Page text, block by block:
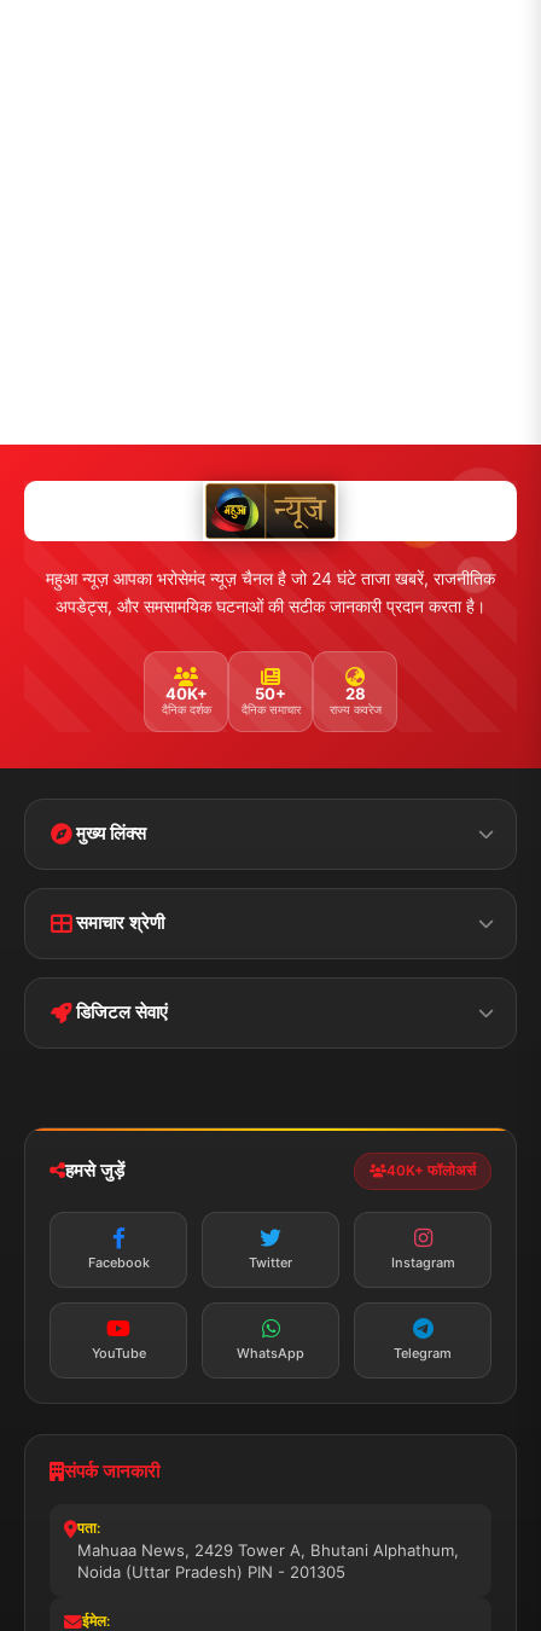
महुआ न्यूज़ आपका भरोसेमंद न्यूज़ चैनल है जो 24 घंटे ताजा खबरें, राजनीतिक
अपडेट्स, और समसामयिक घटनाओं की सटीक जानकारी प्रदान करता है।
40K+
दैनिक दर्शक
50+
दैनिक समाचार
28
राज्य कवरेज
मुख्य लिंक्स
Disclaimer
Terms &
Privacy Policy
समाचार श्रेणी
पॉलिटिकल झारखण्ड
डिजिटल सेवाएं
न्यूज़ अलर्ट
सब्सक्राइब करें
हमसे जुड़ें 40K+ फॉलोअर्स
Facebook Twitter Instagram
YouTube WhatsApp Telegram
संपर्क जानकारी
पता:
Mahuaa News, 2429 Tower A, Bhutani Alphathum,
Noida (Uttar Pradesh) PIN - 201305
ईमेल: